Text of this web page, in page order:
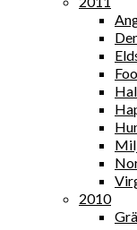
2010